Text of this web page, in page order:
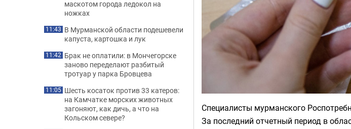
Специалисты мурманского
За последний отчетный период в
маскотом города ледокол на
ножках
11:43 В Мурманской области подешевели
капуста, картошка и лук
11:42 Брак не оплатили: в Мончегорске
заново переделают разбитый
тротуар у парка Бровцева
11:05 Шесть косаток против 33 катеров:
на Камчатке морских животных
загоняют, как дичь, а что на
Кольском севере?